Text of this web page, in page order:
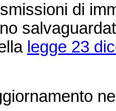
di
legge 23